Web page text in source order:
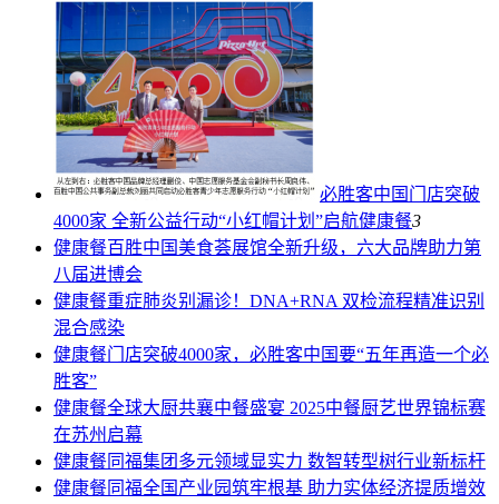
必胜客中国门店突破
4000家 全新公益行动“小红帽计划”启航健康餐3
健康餐百胜中国美食荟展馆全新升级，六大品牌助力第
八届进博会
健康餐重症肺炎别漏诊！DNA+RNA 双检流程精准识别
混合感染
健康餐门店突破4000家，必胜客中国要“五年再造一个必
胜客”
健康餐全球大厨共襄中餐盛宴 2025中餐厨艺世界锦标赛
在苏州启幕
健康餐同福集团多元领域显实力 数智转型树行业新标杆
健康餐同福全国产业园筑牢根基 助力实体经济提质增效